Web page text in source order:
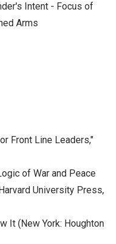
Intent - Focus of
Arms
Front Line Leaders,"
of War and Peace
University Press,
It (New York: Houghton